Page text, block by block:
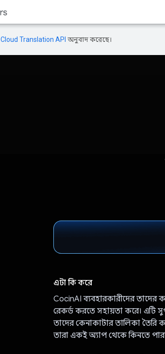
Cloud Translation API অনুবাদ করেছে।
এটা কি করে
CocinAI ব্যবহারকারীদের তাদের
রেকর্ড করতে সহায়তা করে। এটি
তাদের কেনাকাটার তালিকা তৈরি
তারা একই অ্যাপ থেকে কিনতে